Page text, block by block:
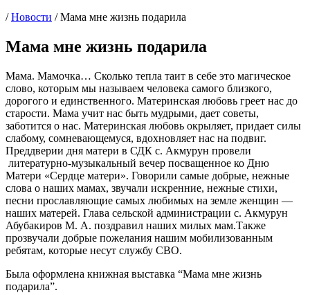
/Новости /Мама мне жизнь подарила
Мама мне жизнь подарила
Мама. Мамочка… Сколько тепла таит в себе это магическое
слово, которым мы называем человека самого близкого,
дорогого и единственного. Материнская любовь греет нас до
старости. Мама учит нас быть мудрыми, дает советы,
заботится о нас. Материнская любовь окрыляет, придает силы
слабому, сомневающемуся, вдохновляет нас на подвиг.
Преддверии дня матери в СДК с. Акмурун провели
литературно-музыкальный вечер посващенное ко Дню
Матери «Сердце матери». Говорили самые добрые, нежные
слова о наших мамах, звучали искренние, нежные стихи,
песни прославляющие самых любимых на земле женщин —
наших матерей. Глава сельской администрации с. Акмурун
Абубакиров М. А. поздравил наших милых мам.Также
прозвучали добрые пожелания нашим мобилизованным
ребятам, которые несут службу СВО.
Была оформлена книжная выставка “Мама мне жизнь
подарила”.